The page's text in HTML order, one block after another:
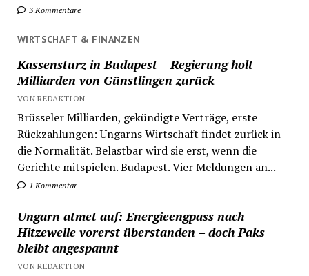
3 Kommentare
WIRTSCHAFT & FINANZEN
Kassensturz in Budapest – Regierung holt
Milliarden von Günstlingen zurück
VON REDAKTION
Brüsseler Milliarden, gekündigte Verträge, erste
Rückzahlungen: Ungarns Wirtschaft findet zurück in
die Normalität. Belastbar wird sie erst, wenn die
Gerichte mitspielen. Budapest. Vier Meldungen an...
1 Kommentar
Ungarn atmet auf: Energieengpass nach
Hitzewelle vorerst überstanden – doch Paks
bleibt angespannt
VON REDAKTION